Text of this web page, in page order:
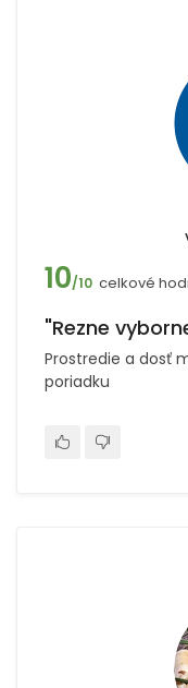
10/10 celkové
"Rezne
Prostredie a dosť
poriadku